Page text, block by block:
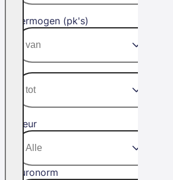
Vermogen (pk's)
Kleur
Euronorm